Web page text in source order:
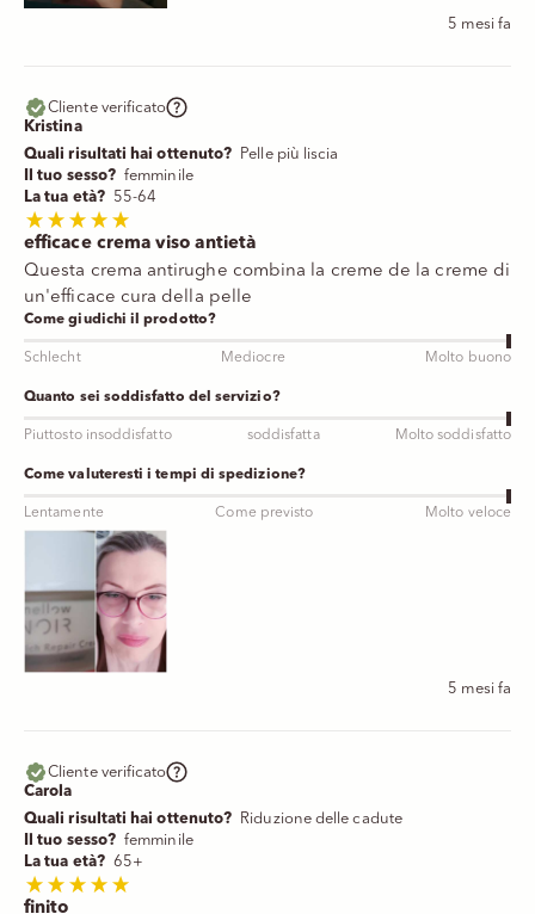
5 mesi fa
Cliente verificato
Kristina
Quali risultati hai ottenuto?
Pelle più liscia
Il tuo sesso? femminile
La tua età?
55-64
efficace crema viso antietà
Questa crema antirughe combina la creme de la creme di
un'efficace cura della pelle
Come giudichi il prodotto?
Schlecht Mediocre Molto buono
Quanto sei soddisfatto del servizio?
Piuttosto insoddisfatto soddisfatta Molto soddisfatto
Come valuteresti i tempi di spedizione?
Lentamente Come previsto Molto veloce
5 mesi fa
Cliente verificato
Carola
Quali risultati hai ottenuto?
Riduzione delle cadute
Il tuo sesso? femminile
La tua età? 65+
finito